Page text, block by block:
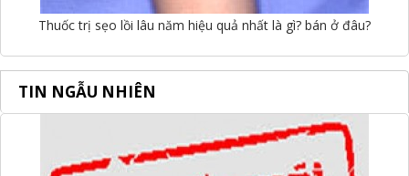
Thuốc trị sẹo lồi lâu năm hiệu quả nhất là gì? bán ở đâu?
TIN NGẪU NHIÊN